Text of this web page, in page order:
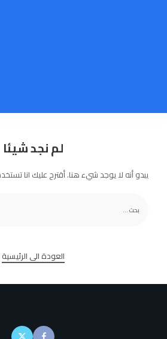
لم نجد شيئا
يبدو أنه لا يوجد شيء هنا. أقترح عليك انا
العودة الى الرئيسية